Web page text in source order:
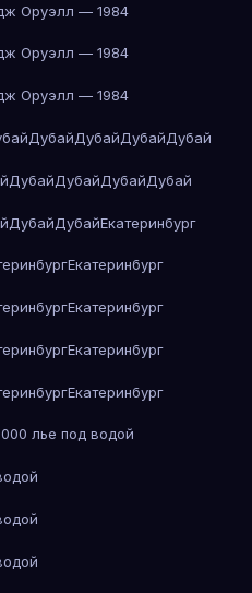
Оруэлл — 1984
Оруэлл — 1984
Оруэлл — 1984
ДубайДубайДубайДубай
ДубайДубайДубайДубай
ДубайДубайЕкатеринбург
Екатеринбург
Екатеринбург
Екатеринбург
Екатеринбург
лье под водой